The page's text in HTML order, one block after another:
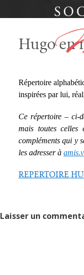
Hugo en
Répertoire
inspirées par lui,
Ce répertoire – ci-
mais toutes celles
compléments qui y
les adresser à
REPERTOIRE
Laisser un